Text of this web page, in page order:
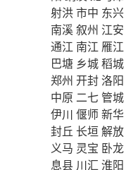
射洪市中 东兴
南溪叙州 江安
通江 南江 雁江
巴塘 乡城稻城
郑州 开封洛阳
中原 二七 管城
伊川 偃师新华
封丘 长垣解放
义马 灵宝 卧龙
息县 川汇 淮阳